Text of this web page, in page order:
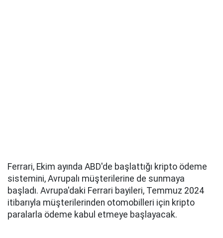
Ferrari, Ekim ayında ABD'de başlattığı kripto ödeme
sistemini, Avrupalı müşterilerine de sunmaya
başladı. Avrupa'daki Ferrari bayileri, Temmuz 2024
itibarıyla müşterilerinden otomobilleri için kripto
paralarla ödeme kabul etmeye başlayacak.